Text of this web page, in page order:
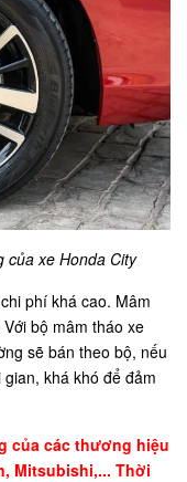
xe Honda City
phí khá cao. Mâm
bộ mâm tháo xe
sẽ bán theo bộ, nếu
khá khó để đảm
của các thương hiệu
Mitsubishi,... Thời